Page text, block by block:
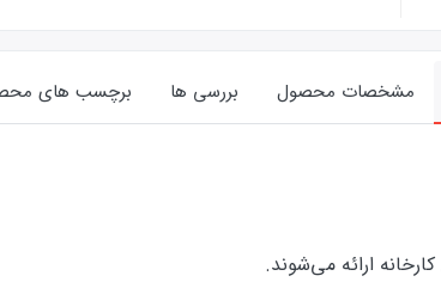
مشخصات محصول بررسی ها برچسب های
ارائه‌‌ می‌شوند.